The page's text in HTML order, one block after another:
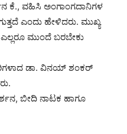
ಕೆ., ವಹಿಸಿ ಅಂಗಾಂಗದಾನಿಗಳ
ಎಂದು ಹೇಳಿದರು. ಮುಖ್ಯ
ಮುಂದೆ ಬರಬೇಕು
ಡಾ. ವಿನಯ್ ಶಂಕರ್
ಬೀದಿ ನಾಟಕ ಹಾಗೂ